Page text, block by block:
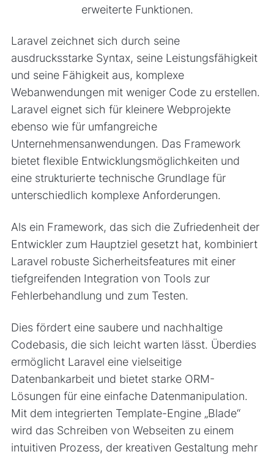
erweiterte Funktionen.
Laravel zeichnet sich durch seine
ausdrucksstarke Syntax, seine Leistungsfähigkeit
und seine Fähigkeit aus, komplexe
Webanwendungen mit weniger Code zu erstellen.
Laravel eignet sich für kleinere Webprojekte
ebenso wie für umfangreiche
Unternehmensanwendungen. Das Framework
bietet flexible Entwicklungsmöglichkeiten und
eine strukturierte technische Grundlage für
unterschiedlich komplexe Anforderungen.
Als ein Framework, das sich die Zufriedenheit der
Entwickler zum Hauptziel gesetzt hat, kombiniert
Laravel robuste Sicherheitsfeatures mit einer
tiefgreifenden Integration von Tools zur
Fehlerbehandlung und zum Testen.
Dies fördert eine saubere und nachhaltige
Codebasis, die sich leicht warten lässt. Überdies
ermöglicht Laravel eine vielseitige
Datenbankarbeit und bietet starke ORM-
Lösungen für eine einfache Datenmanipulation.
Mit dem integrierten Template-Engine „Blade“
wird das Schreiben von Webseiten zu einem
intuitiven Prozess, der kreativen Gestaltung mehr